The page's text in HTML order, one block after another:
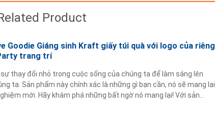
Product
Goodie Giáng sinh Kraft giấy túi quà với logo của riêng
trang trí
thay đổi nhỏ trong cuộc sống của chúng ta để làm sáng lên
ta. Sản phẩm này chính xác là những gì bạn cần, nó sẽ mang lại
mới. Hãy khám phá những bất ngờ nó mang lại! Với sản